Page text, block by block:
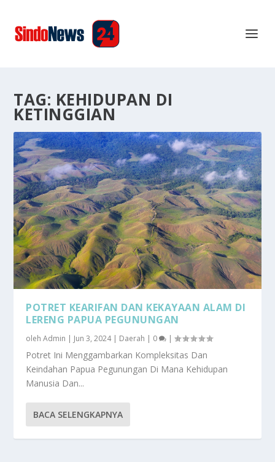
TAG: KEHIDUPAN DI
KETINGGIAN
POTRET KEARIFAN DAN KEKAYAAN ALAM DI
LERENG PAPUA PEGUNUNGAN
olehAdmin | Jun 3, 2024| Daerah | 0 |
Potret Ini Menggambarkan Kompleksitas Dan
Keindahan Papua Pegunungan Di Mana Kehidupan
Manusia Dan...
BACA SELENGKAPNYA